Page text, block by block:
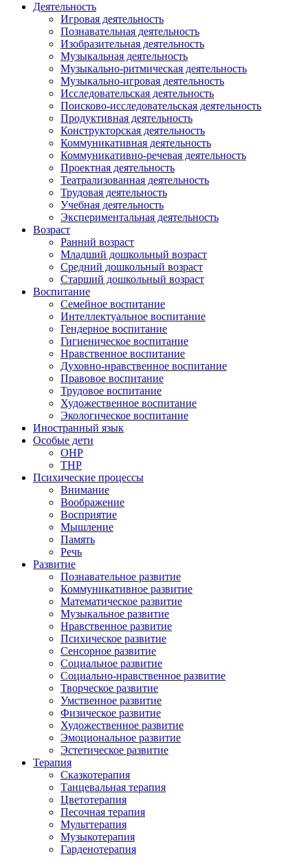
Деятельность
Игровая деятельность
Познавательная деятельность
Изобразительная деятельность
Музыкальная деятельность
Музыкально-ритмическая деятельность
Музыкально-игровая деятельность
Исследовательская деятельность
Поисково-исследовательская деятельность
Продуктивная деятельность
Конструкторская деятельность
Коммуникативная деятельность
Коммуникативно-речевая деятельность
Проектная деятельность
Театрализованная деятельность
Трудовая деятельность
Учебная деятельность
Экспериментальная деятельность
Возраст
Ранний возраст
Младший дошкольный возраст
Средний дошкольный возраст
Старший дошкольный возраст
Воспитание
Семейное воспитание
Интеллектуальное воспитание
Гендерное воспитание
Гигиеническое воспитание
Нравственное воспитание
Духовно-нравственное воспитание
Правовое воспитание
Трудовое воспитание
Художественное воспитание
Экологическое воспитание
Иностранный язык
Особые дети
ОНР
ТНР
Психические процессы
Внимание
Воображение
Восприятие
Мышление
Память
Речь
Развитие
Познавательное развитие
Коммуникативное развитие
Математическое развитие
Музыкальное развитие
Нравственное развитие
Психическое развитие
Сенсорное развитие
Социальное развитие
Социально-нравственное развитие
Творческое развитие
Умственное развитие
Физическое развитие
Художественное развитие
Эмоциональное развитие
Эстетическое развитие
Терапия
Сказкотерапия
Танцевальная терапия
Цветотерапия
Песочная терапия
Мульттерапия
Музыкотерапия
Гарденотерапия